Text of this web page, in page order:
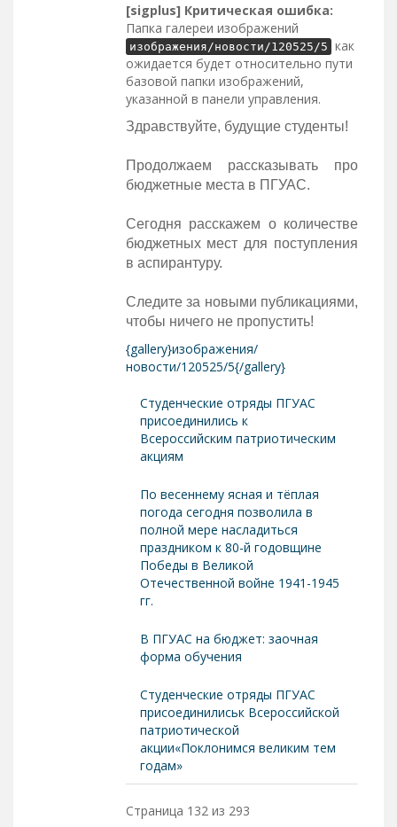
[sigplus] Критическая ошибка:
Папка галереи изображений
изображения/новости/120525/5 как
ожидается будет относительно пути
базовой папки изображений,
указанной в панели управления.
Здравствуйте, будущие студенты!
Продолжаем рассказывать про
бюджетные места в ПГУАС.
Сегодня расскажем о количестве
бюджетных мест для поступления
в аспирантуру.
Следите за новыми публикациями,
чтобы ничего не пропустить!
{gallery}изображения/
новости/120525/5{/gallery}
Студенческие отряды ПГУАС
присоединились к
Всероссийским патриотическим
акциям
По весеннему ясная и тёплая
погода сегодня позволила в
полной мере насладиться
праздником к 80-й годовщине
Победы в Великой
Отечественной войне 1941-1945
гг.
В ПГУАС на бюджет: заочная
форма обучения
Студенческие отряды ПГУАС
присоединилиськ Всероссийской
патриотической
акции«Поклонимся великим тем
годам»
Страница 132 из 293